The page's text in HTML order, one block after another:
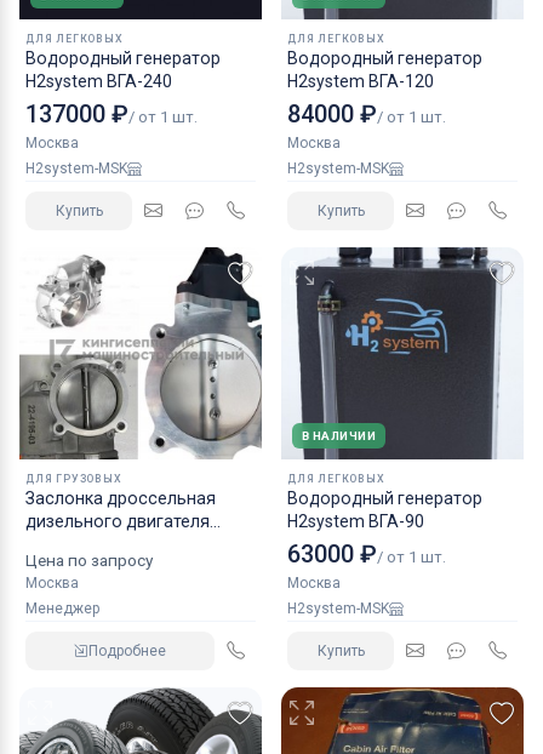
ДЛЯ ЛЕГКОВЫХ
Водородный генератор
H2system ВГА-240
137000 ₽/ от 1 шт.
Москва
H2system-MSK
Купить
ДЛЯ ЛЕГКОВЫХ
Водородный генератор
H2system ВГА-120
84000 ₽/ от 1 шт.
Москва
H2system-MSK
Купить
ДЛЯ ГРУЗОВЫХ
Заслонка дроссельная
дизельного двигателя
Цена по запросу
Москва
Менеджер
Подробнее
В НАЛИЧИИ
ДЛЯ ЛЕГКОВЫХ
Водородный генератор
H2system ВГА-90
63000 ₽/ от 1 шт.
Москва
H2system-MSK
Купить